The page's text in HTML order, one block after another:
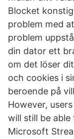
Blocket
problem med
problem
din dator ett
om det löser
och cookies i
beroende på
However,
will still be
Microsoft